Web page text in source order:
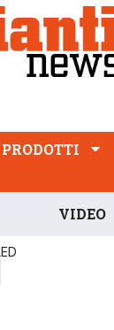
PRODOTTI
VIDEO